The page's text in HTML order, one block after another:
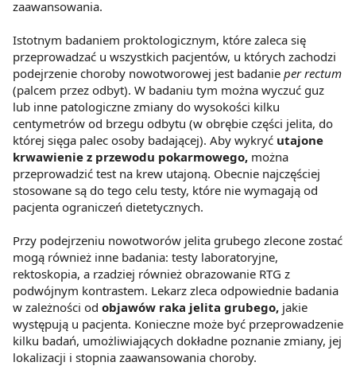
zaawansowania.
Istotnym badaniem proktologicznym, które zaleca się
przeprowadzać u wszystkich pacjentów, u których zachodzi
podejrzenie choroby nowotworowej jest badanie per rectum
(palcem przez odbyt). W badaniu tym można wyczuć guz
lub inne patologiczne zmiany do wysokości kilku
centymetrów od brzegu odbytu (w obrębie części jelita, do
której sięga palec osoby badającej). Aby wykryć utajone
krwawienie z przewodu pokarmowego, można
przeprowadzić test na krew utajoną. Obecnie najczęściej
stosowane są do tego celu testy, które nie wymagają od
pacjenta ograniczeń dietetycznych.
Przy podejrzeniu nowotworów jelita grubego zlecone zostać
mogą również inne badania: testy laboratoryjne,
rektoskopia, a rzadziej również obrazowanie RTG z
podwójnym kontrastem. Lekarz zleca odpowiednie badania
w zależności od objawów raka jelita grubego, jakie
występują u pacjenta. Konieczne może być przeprowadzenie
kilku badań, umożliwiających dokładne poznanie zmiany, jej
lokalizacji i stopnia zaawansowania choroby.